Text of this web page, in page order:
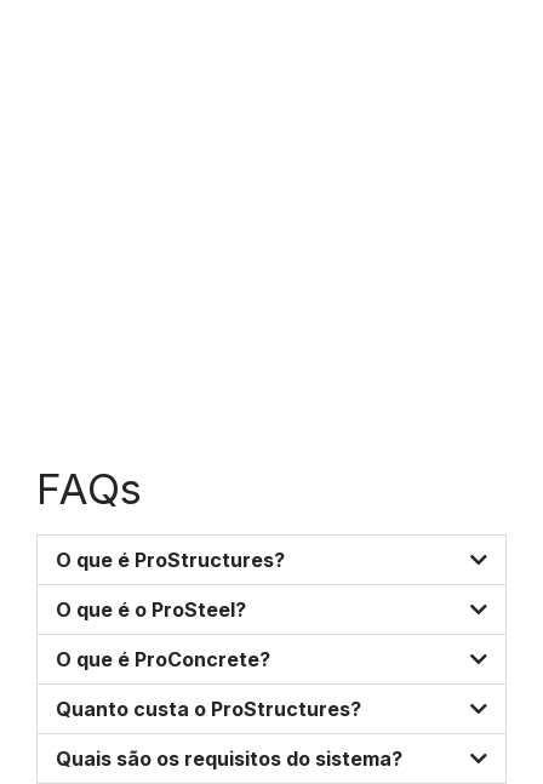
FAQs
O que é ProStructures?
O que é o ProSteel?
O que é ProConcrete?
Quanto custa o ProStructures?
Quais são os requisitos do sistema?